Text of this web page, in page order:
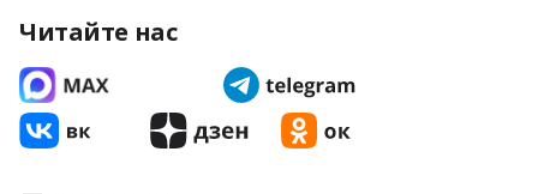
Читайте нас